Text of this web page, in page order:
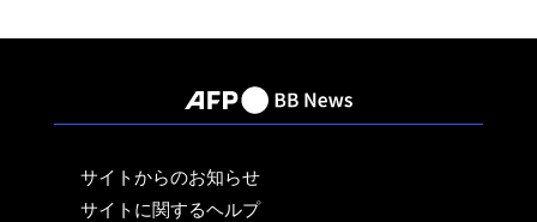
サイトからのお知らせ
サイトに関するヘルプ